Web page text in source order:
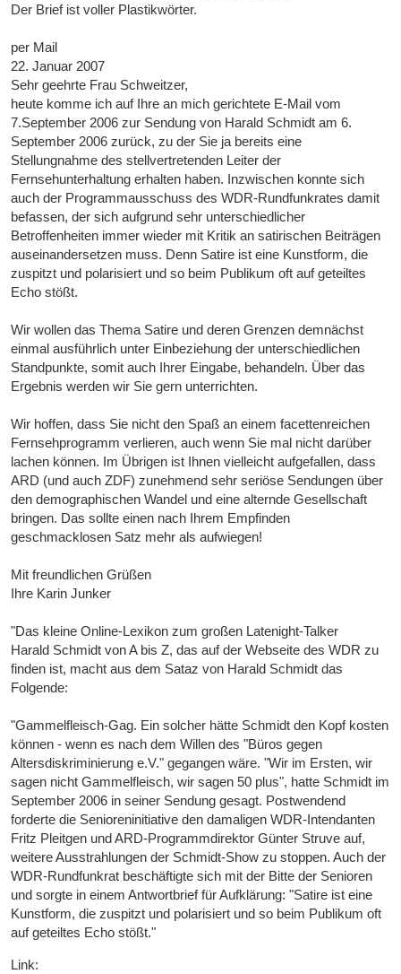
Der Brief ist voller Plastikwörter.
per Mail
22. Januar 2007
Sehr geehrte Frau Schweitzer,
heute komme ich auf Ihre an mich gerichtete E-Mail vom
7.September 2006 zur Sendung von Harald Schmidt am 6.
September 2006 zurück, zu der Sie ja bereits eine
Stellungnahme des stellvertretenden Leiter der
Fernsehunterhaltung erhalten haben. Inzwischen konnte sich
auch der Programmausschuss des WDR-Rundfunkrates damit
befassen, der sich aufgrund sehr unterschiedlicher
Betroffenheiten immer wieder mit Kritik an satirischen Beiträgen
auseinandersetzen muss. Denn Satire ist eine Kunstform, die
zuspitzt und polarisiert und so beim Publikum oft auf geteiltes
Echo stößt.
Wir wollen das Thema Satire und deren Grenzen demnächst
einmal ausführlich unter Einbeziehung der unterschiedlichen
Standpunkte, somit auch Ihrer Eingabe, behandeln. Über das
Ergebnis werden wir Sie gern unterrichten.
Wir hoffen, dass Sie nicht den Spaß an einem facettenreichen
Fernsehprogramm verlieren, auch wenn Sie mal nicht darüber
lachen können. Im Übrigen ist Ihnen vielleicht aufgefallen, dass
ARD (und auch ZDF) zunehmend sehr seriöse Sendungen über
den demographischen Wandel und eine alternde Gesellschaft
bringen. Das sollte einen nach Ihrem Empfinden
geschmacklosen Satz mehr als aufwiegen!
Mit freundlichen Grüßen
Ihre Karin Junker
"Das kleine Online-Lexikon zum großen Latenight-Talker
Harald Schmidt von A bis Z, das auf der Webseite des WDR zu
finden ist, macht aus dem Sataz von Harald Schmidt das
Folgende:
"Gammelfleisch-Gag. Ein solcher hätte Schmidt den Kopf kosten
können - wenn es nach dem Willen des "Büros gegen
Altersdiskriminierung e.V." gegangen wäre. "Wir im Ersten, wir
sagen nicht Gammelfleisch, wir sagen 50 plus", hatte Schmidt im
September 2006 in seiner Sendung gesagt. Postwendend
forderte die Senioreninitiative den damaligen WDR-Intendanten
Fritz Pleitgen und ARD-Programmdirektor Günter Struve auf,
weitere Ausstrahlungen der Schmidt-Show zu stoppen. Auch der
WDR-Rundfunkrat beschäftigte sich mit der Bitte der Senioren
und sorgte in einem Antwortbrief für Aufklärung: "Satire ist eine
Kunstform, die zuspitzt und polarisiert und so beim Publikum oft
auf geteiltes Echo stößt."
Link: